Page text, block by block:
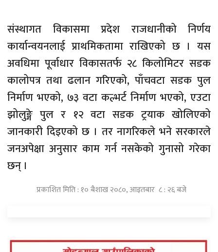
संस्थागत विकासमा प्रदेश राजधानीको निर्णय
कार्यान्वयनलाई प्राथमिकतामा राखिएको छ । यस
अवधिमा पूर्वाधार विकासतर्फ २८ किलोमिटर सडक
कालोपत्र तथा ढलान गरिएको, पाँचवटा सडक पुल
निर्माण भएको, ७३ वटा कल्भर्ट निर्माण भएको, एउटा
झोलुङ्गे पुल र १२ वटा सडक ट्रयाक खोलिएको
जानकारी दिइएको छ । तर नागरिकले भने सरकारले
जनअपेक्षा अनुसार काम गर्न नसकेको गुनासो गरेका
छन् ।
प्रकाशित मिति : १० बैशाख २०८०, आइतबार ८ : २६ बजे